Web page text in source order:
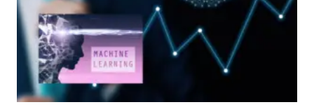
T
H
(
R
E
T
U
का
आ
णि
क